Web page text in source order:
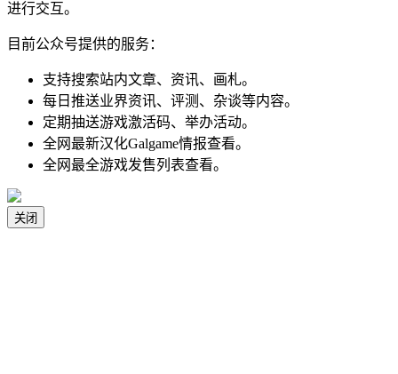
进行交互。
目前公众号提供的服务：
支持搜索站内文章、资讯、画札。
每日推送业界资讯、评测、杂谈等内容。
定期抽送游戏激活码、举办活动。
全网最新汉化Galgame情报查看。
全网最全游戏发售列表查看。
关闭